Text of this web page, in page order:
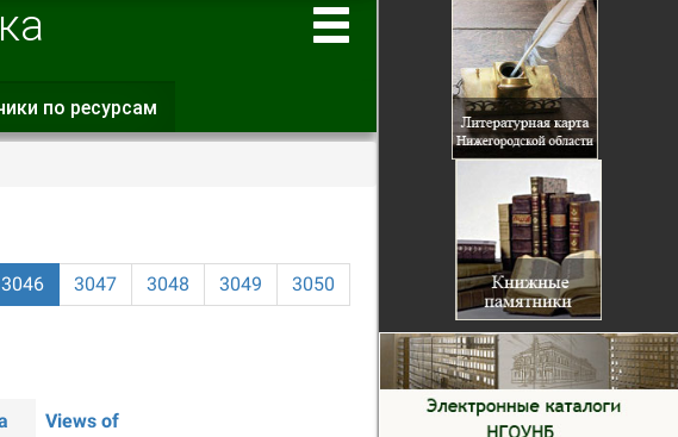
по ресурсам
вкладка)
3046 3047 3048 3049
3050
Views of